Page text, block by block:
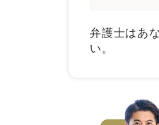
弁護士はあ
い。